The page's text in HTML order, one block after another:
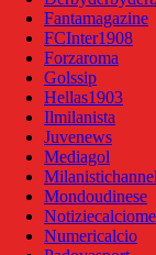
Fantamagazine
FCInter1908
Forzaroma
Golssip
Hellas1903
Ilmilanista
Juvenews
Mediagol
Milanistichannel
Mondoudinese
Numericalcio